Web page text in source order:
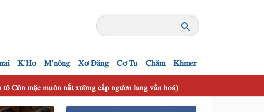
K'Ho M'nông Xơ Đăng Cơ Tu Chăm Khmer
Côn mặc muôn nắt xường cắp ngươn lang vằn hoá)